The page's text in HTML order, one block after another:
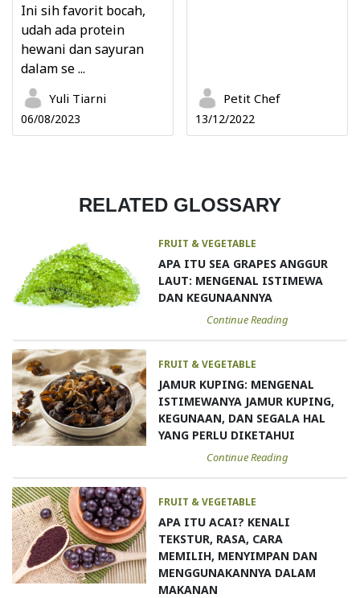
Ini sih favorit bocah,
udah ada protein
hewani dan sayuran
dalam se ...
Yuli Tiarni
06/08/2023
Petit Chef
13/12/2022
RELATED GLOSSARY
FRUIT & VEGETABLE
APA ITU SEA GRAPES ANGGUR
LAUT: MENGENAL ISTIMEWA
DAN KEGUNAANNYA
Continue Reading
FRUIT & VEGETABLE
JAMUR KUPING: MENGENAL
ISTIMEWANYA JAMUR KUPING,
KEGUNAAN, DAN SEGALA HAL
YANG PERLU DIKETAHUI
Continue Reading
FRUIT & VEGETABLE
APA ITU ACAI? KENALI
TEKSTUR, RASA, CARA
MEMILIH, MENYIMPAN DAN
MENGGUNAKANNYA DALAM
MAKANAN